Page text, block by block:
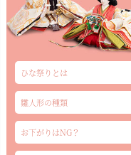
ひな祭りとは
雛人形の種類
お下がりはNG？